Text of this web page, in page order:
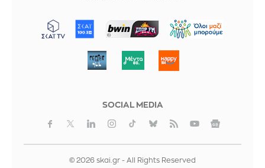
ΜΠΟΡΟΥΜΕ
SOCIAL MEDIA
© 2026 skai.gr - All Rights Reserved